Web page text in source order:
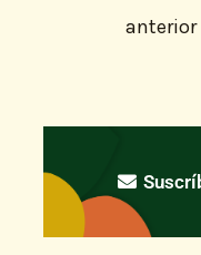
anterior